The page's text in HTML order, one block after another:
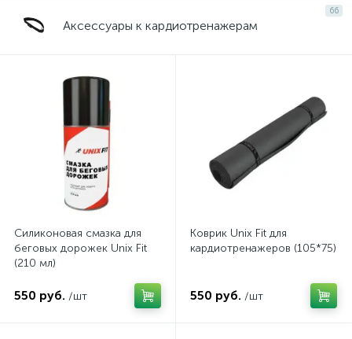
66
Аксессуары к кардиотренажерам
Силиконовая смазка для
беговых дорожек Unix Fit
(210 мл)
550 руб. /шт
Коврик Unix Fit для
кардиотренажеров (105*75)
550 руб. /шт